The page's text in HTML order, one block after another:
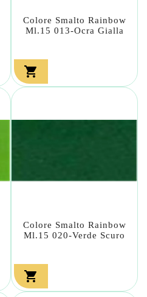
Colore Smalto Rainbow
Ml.15 013-Ocra Gialla

Colore Smalto Rainbow
Ml.15 020-Verde Scuro
